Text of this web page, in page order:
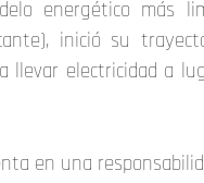
energético más
inició su
llevar electricidad a
en una